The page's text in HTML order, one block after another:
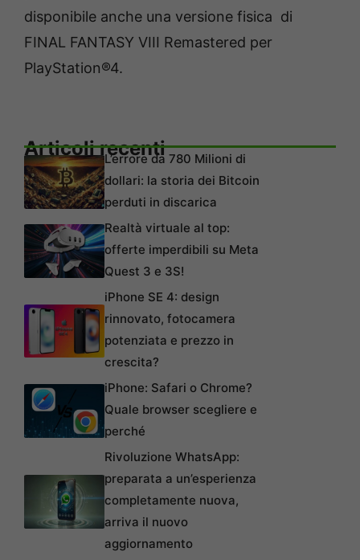
disponibile anche una versione fisica di
FINAL FANTASY VIII Remastered per
PlayStation®4.
Articoli recentiL’errore da 780 Milioni di
dollari: la storia dei Bitcoin
perduti in discarica
Realtà virtuale al top:
offerte imperdibili su Meta
Quest 3 e 3S!
iPhone SE 4: design
rinnovato, fotocamera
potenziata e prezzo in
crescita?
iPhone: Safari o Chrome?
Quale browser scegliere e
perché
Rivoluzione WhatsApp:
preparata a un’esperienza
completamente nuova,
arriva il nuovo
aggiornamento